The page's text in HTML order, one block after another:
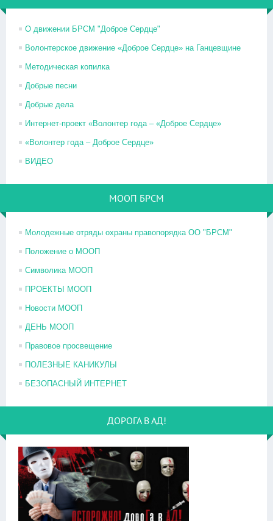
О движении БРСМ "Доброе Сердце"
Волонтерское движение «Доброе Сердце» на Ганцевщине
Методическая копилка
Добрые песни
Добрые дела
Интернет-проект «Волонтер года – «Доброе Сердце»
«Волонтер года – Доброе Сердце»
ВИДЕО
МООП БРСМ
Молодежные отряды охраны правопорядка ОО "БРСМ"
Положение о МООП
Символика МООП
ПРОЕКТЫ МООП
Новости МООП
ДЕНЬ МООП
Правовое просвещение
ПОЛЕЗНЫЕ КАНИКУЛЫ
БЕЗОПАСНЫЙ ИНТЕРНЕТ
ДОРОГА В АД!